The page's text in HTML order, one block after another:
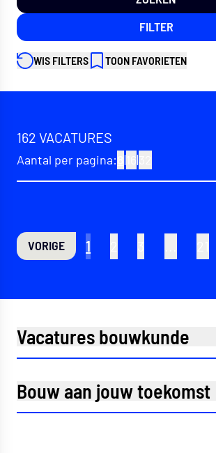
FILTER
WIS FILTERS TOON FAVORIETEN
162 VACATURES
Aantal per pagina: | |
VORIGE 1
Vacatures bouwkunde
Bouw aan jouw toekomst